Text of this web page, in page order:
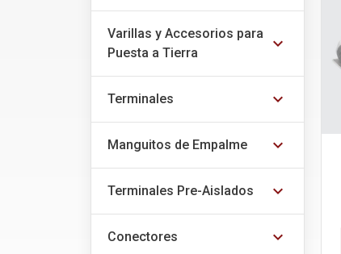
Varillas y Accesorios para
Puesta a Tierra
expand_more
Terminales expand_more
Manguitos de Empalme expand_more
Terminales Pre-Aislados expand_more
Conectores expand_more